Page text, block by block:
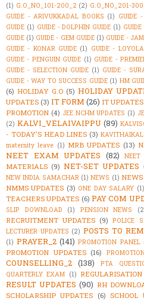
(1) G.O_NO_101-200_2 (2) G.O_NO_201-
GUIDE - ARIVUKKADAL BOOKS (1) GUIDE
GUIDE (1) GUIDE - DOLPHIN GUIDE (1)
GUIDE (1) GUIDE - GEM GUIDE (1) GUIDE -
GUIDE - KONAR GUIDE (1) GUIDE -
GUIDE - PENGUIN GUIDE (1) GUIDE -
GUIDE - SELECTION GUIDE (1) GUIDE -
GUIDE - WAY TO SUCCESS GUIDE (1) HM
(6) HOLIDAY G.O (5) HOLIDAY
UPDATES (3) IT FORM (26) IT UPDATES
PROMOTION (4) JEE NCHM UPDATES (1)
(2) KALVI_VELAIVAIPPU (89)
- TODAY'S HEAD LINES (3) KAVITHAIKAL
maternity leave (1) MRB UPDATES (13)
NEET EXAM UPDATES (82) NEET
MATERIALS (9) NET-SET UPDATES
NEW INDIA SAMACHAR (1) NEWS (1)
NMMS UPDATES (3) ONE DAY SALARY (1)
TEACHERS UPDATES (6) PAY COM
SLIP DOWNLOAD
(1) PENSION NEWS
RECRUITMENT UPDATES (9) POLICE
LECTURER UPDATES (2) POSTS TO
(1) PRAYER_2 (141) PROMOTION PANEL
PROMOTION UPDATES (16)
COUNSELLING_2 (138) PTA
QUARTERLY EXAM (1)
RESULT UPDATES (90) RH
SCHOLARSHIP UPDATES (6) SCHOOL